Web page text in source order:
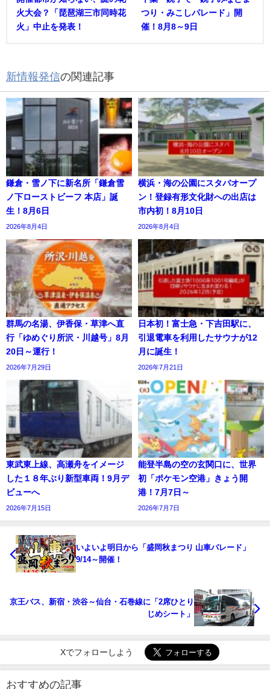
火大会？「琵琶湖三市同時花
火」中止を発表！
つり・みこしパレード」開
催！8月8～9日
新情報発信の関連記事
鎌倉・雪ノ下に新名所「鎌倉雪
ノ下ローストビーフ 本店」誕
生！8月6日
2026年8月4日
横浜・海の公園にスタバオープ
ン！登録有形文化財への出店は
市内初！8月10日
2026年8月4日
群馬の名湯、伊香保・草津へ直
行「ゆめぐり所沢・川越号」8月
20日～運行！
2026年7月29日
日本初！富士急・下吉田駅に、
引退電車を利用したサウナが12
月に誕生！
2026年7月21日
東武東上線、高瀬舟をイメージ
した１８年ぶり新型車両！9月デ
ビューへ
2026年7月15日
能登半島の空の玄関口に、世界
初「ポケモン空港」きょう開
港！7月7日～
2026年7月7日
いよいよ明日から「盛岡秋まつり 山車パレード」
9/14～開催！
京王バス、新宿・渋谷～仙台・石巻線に「2席ひとり
じめシート」
Xでフォローしよう
おすすめの記事